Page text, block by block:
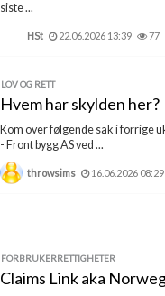
siste ...
HSt 22.06.2026 13:39 77
LOV OG RETT
Hvem har skylden her?
Kom over følgende sak i forrige
- Front bygg AS ved ...
throwsims 16.06.2026 08:29
FORBRUKERRETTIGHETER
Claims Link aka